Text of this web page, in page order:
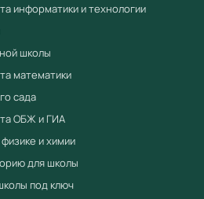
информатики и технологии
школы
математики
сада
ОБЖ и ГИА
и химии
для школы
под ключ